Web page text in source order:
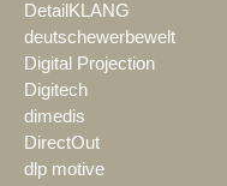
DetailKLANG
deutschewerbewelt
Digital Projection
Digitech
dimedis
DirectOut
dlp motive